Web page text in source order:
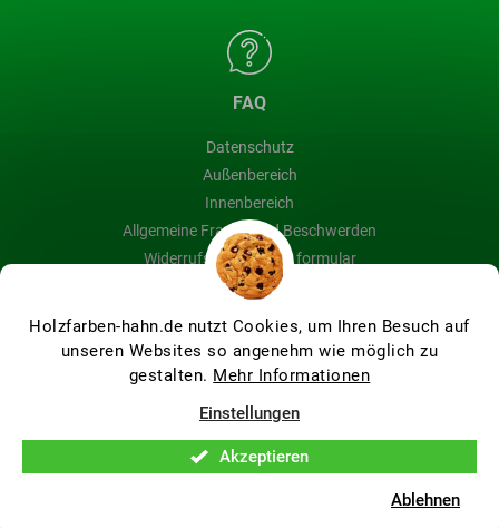
Holzfarben-hahn.de nutzt Cookies, um Ihren Besuch auf
unseren Websites so angenehm wie möglich zu
gestalten. Mehr Informationen
Einstellungen
Ablehnen
Akzeptieren
FAQ
Datenschutz
Außenbereich
Innenbereich
Allgemeine Fragen und Beschwerden
Widerrufsbelehrung & formular
Blog
Holzfarben Hahn. Alle Rechte vorbehalten.